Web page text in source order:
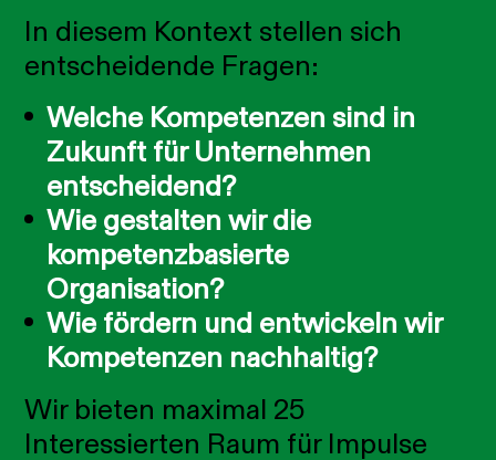
In diesem Kontext stellen sich
entscheidende Fragen:
Welche Kompetenzen sind in
Zukunft für Unternehmen
entscheidend?
Wie gestalten wir die
kompetenzbasierte
Organisation?
Wie fördern und entwickeln wir
Kompetenzen nachhaltig?
Wir bieten maximal 25
Interessierten Raum für Impulse